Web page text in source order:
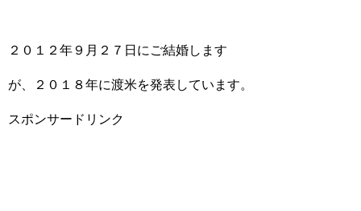
２０１２年９月２７日にご結婚します
が、２０１８年に渡米を発表しています。
スポンサードリンク